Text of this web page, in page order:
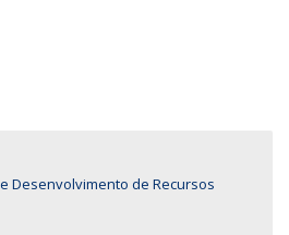
Desenvolvimento de Recursos